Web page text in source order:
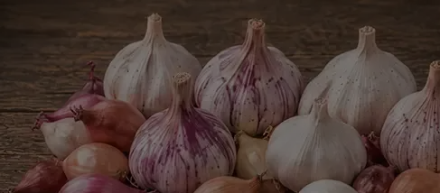
BIO Keimsprossen Alfalfa
Herb-frischer Geschmack
Hersteller:
FLORTUS
Artikelnummer:
2000-0211-50g